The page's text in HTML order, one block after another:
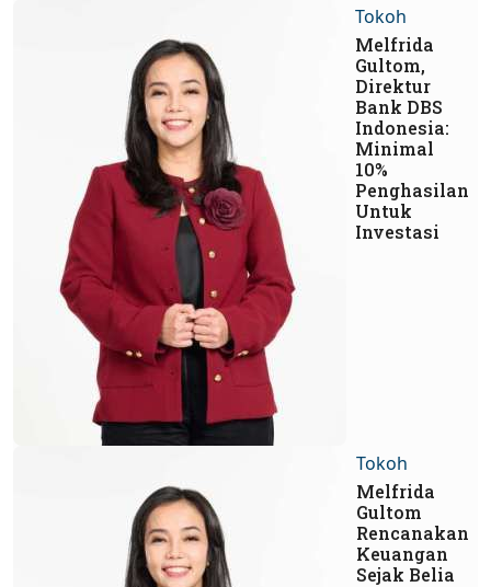
Tokoh
Melfrida
Gultom,
Direktur
Bank DBS
Indonesia:
Minimal
10%
Penghasilan
Untuk
Investasi
Tokoh
Melfrida
Gultom
Rencanakan
Keuangan
Sejak Belia